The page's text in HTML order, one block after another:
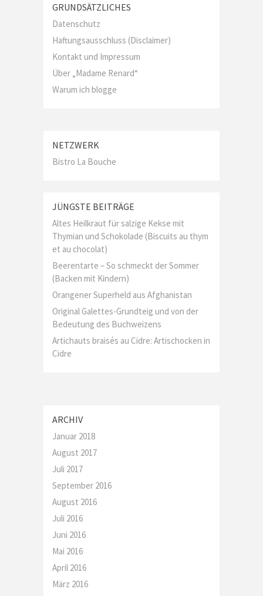
GRUNDSÄTZLICHES
Datenschutz
Haftungsausschluss (Disclaimer)
Kontakt und Impressum
Über „Madame Renard“
Warum ich blogge
NETZWERK
Bistro La Bouche
JÜNGSTE BEITRÄGE
Altes Heilkraut für salzige Kekse mit
Thymian und Schokolade (Biscuits au thym
et au chocolat)
Beerentarte – So schmeckt der Sommer
(Backen mit Kindern)
Orangener Superheld aus Afghanistan
Original Galettes-Grundteig und von der
Bedeutung des Buchweizens
Artichauts braisés au Cidre: Artischocken in
Cidre
ARCHIV
Januar 2018
August 2017
Juli 2017
September 2016
August 2016
Juli 2016
Juni 2016
Mai 2016
April 2016
März 2016